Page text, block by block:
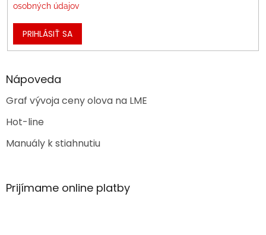
osobných údajov
PRIHLÁSIŤ SA
Nápoveda
Graf vývoja ceny olova na LME
Hot-line
Manuály k stiahnutiu
Prijímame online platby